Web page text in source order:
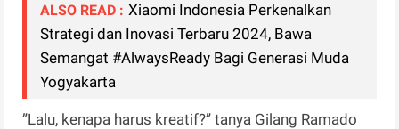
ALSO READ : Xiaomi Indonesia Perkenalkan
Strategi dan Inovasi Terbaru 2024, Bawa
Semangat #AlwaysReady Bagi Generasi Muda
Yogyakarta
”Lalu, kenapa harus kreatif?” tanya Gilang Ramado